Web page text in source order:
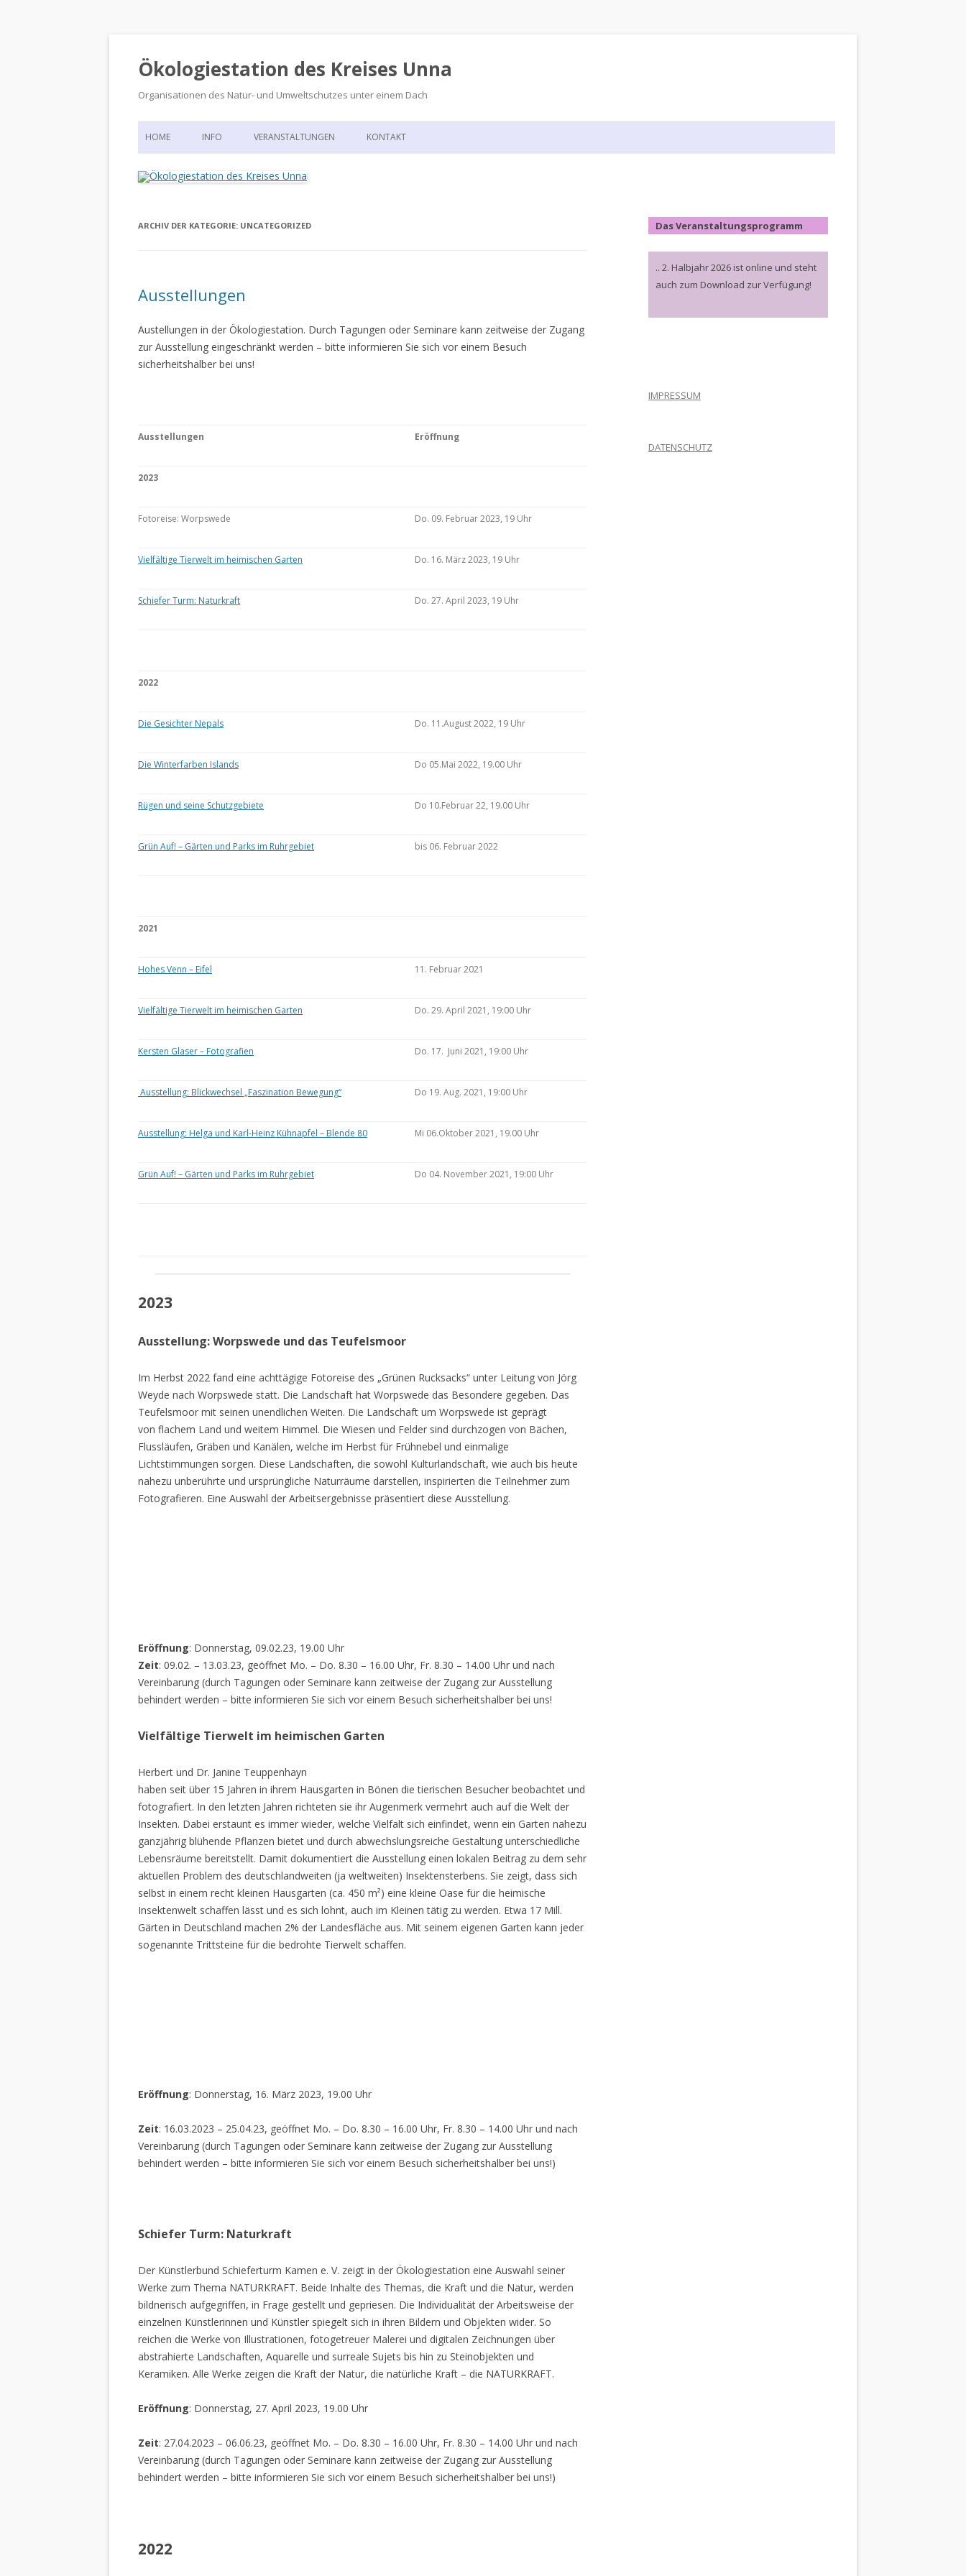
Ökologiestation des Kreises Unna
Organisationen des Natur- und Umweltschutzes unter einem Dach
Zum
HOME INFO VERANSTALTUNGEN KONTAKT
ARCHIV DER KATEGORIE: UNCATEGORIZED
Ausstellungen
Austellungen in der Ökologiestation. Durch Tagungen oder Seminare kann zeitweise der Zugang
zur Ausstellung eingeschränkt werden – bitte informieren Sie sich vor einem Besuch
sicherheitshalber bei uns!
Ausstellungen Eröffnung
2023
Fotoreise: Worpswede Do. 09. Februar 2023, 19 Uhr
Vielfältige Tierwelt im heimischen Garten Do. 16. März 2023, 19 Uhr
Schiefer Turm: Naturkraft Do. 27. April 2023, 19 Uhr
2022
Die Gesichter Nepals Do. 11.August 2022, 19 Uhr
Die Winterfarben Islands Do 05.Mai 2022, 19.00 Uhr
Rügen und seine Schutzgebiete Do 10.Februar 22, 19.00 Uhr
Grün Auf! – Gärten und Parks im Ruhrgebiet bis 06. Februar 2022
2021
Hohes Venn – Eifel 11. Februar 2021
Vielfältige Tierwelt im heimischen Garten Do. 29. April 2021, 19:00 Uhr
Kersten Glaser – Fotografien Do. 17. Juni 2021, 19:00 Uhr
Ausstellung: Blickwechsel „Faszination Bewegung“ Do 19. Aug. 2021, 19:00 Uhr
Ausstellung: Helga und Karl-Heinz Kühnapfel – Blende 80 Mi 06.Oktober 2021, 19.00 Uhr
Grün Auf! – Gärten und Parks im Ruhrgebiet Do 04. November 2021, 19:00 Uhr
2023
Ausstellung: Worpswede und das Teufelsmoor
Im Herbst 2022 fand eine achttägige Fotoreise des „Grünen Rucksacks“ unter Leitung von Jörg
Weyde nach Worpswede statt. Die Landschaft hat Worpswede das Besondere gegeben. Das
Teufelsmoor mit seinen unendlichen Weiten. Die Landschaft um Worpswede ist geprägt
von flachem Land und weitem Himmel. Die Wiesen und Felder sind durchzogen von Bächen,
Flussläufen, Gräben und Kanälen, welche im Herbst für Frühnebel und einmalige
Lichtstimmungen sorgen. Diese Landschaften, die sowohl Kulturlandschaft, wie auch bis heute
nahezu unberührte und ursprüngliche Naturräume darstellen, inspirierten die Teilnehmer zum
Fotografieren. Eine Auswahl der Arbeitsergebnisse präsentiert diese Ausstellung.
Eröffnung: Donnerstag, 09.02.23, 19.00 Uhr
Zeit: 09.02. – 13.03.23, geöffnet Mo. – Do. 8.30 – 16.00 Uhr, Fr. 8.30 – 14.00 Uhr und nach
Vereinbarung (durch Tagungen oder Seminare kann zeitweise der Zugang zur Ausstellung
behindert werden – bitte informieren Sie sich vor einem Besuch sicherheitshalber bei uns!
Vielfältige Tierwelt im heimischen Garten
Herbert und Dr. Janine Teuppenhayn
haben seit über 15 Jahren in ihrem Hausgarten in Bönen die tierischen Besucher beobachtet und
fotografiert. In den letzten Jahren richteten sie ihr Augenmerk vermehrt auch auf die Welt der
Insekten. Dabei erstaunt es immer wieder, welche Vielfalt sich einfindet, wenn ein Garten nahezu
ganzjährig blühende Pflanzen bietet und durch abwechslungsreiche Gestaltung unterschiedliche
Lebensräume bereitstellt. Damit dokumentiert die Ausstellung einen lokalen Beitrag zu dem sehr
aktuellen Problem des deutschlandweiten (ja weltweiten) Insektensterbens. Sie zeigt, dass sich
selbst in einem recht kleinen Hausgarten (ca. 450 m²) eine kleine Oase für die heimische
Insektenwelt schaffen lässt und es sich lohnt, auch im Kleinen tätig zu werden. Etwa 17 Mill.
Gärten in Deutschland machen 2% der Landesfläche aus. Mit seinem eigenen Garten kann jeder
sogenannte Trittsteine für die bedrohte Tierwelt schaffen.
Eröffnung: Donnerstag, 16. März 2023, 19.00 Uhr
Zeit: 16.03.2023 – 25.04.23, geöffnet Mo. – Do. 8.30 – 16.00 Uhr, Fr. 8.30 – 14.00 Uhr und nach
Vereinbarung (durch Tagungen oder Seminare kann zeitweise der Zugang zur Ausstellung
behindert werden – bitte informieren Sie sich vor einem Besuch sicherheitshalber bei uns!)
Schiefer Turm: Naturkraft
Der Künstlerbund Schieferturm Kamen e. V. zeigt in der Ökologiestation eine Auswahl seiner
Werke zum Thema NATURKRAFT. Beide Inhalte des Themas, die Kraft und die Natur, werden
bildnerisch aufgegriffen, in Frage gestellt und gepriesen. Die Individualität der Arbeitsweise der
einzelnen Künstlerinnen und Künstler spiegelt sich in ihren Bildern und Objekten wider. So
reichen die Werke von Illustrationen, fotogetreuer Malerei und digitalen Zeichnungen über
abstrahierte Landschaften, Aquarelle und surreale Sujets bis hin zu Steinobjekten und
Keramiken. Alle Werke zeigen die Kraft der Natur, die natürliche Kraft – die NATURKRAFT.
Eröffnung: Donnerstag, 27. April 2023, 19.00 Uhr
Zeit: 27.04.2023 – 06.06.23, geöffnet Mo. – Do. 8.30 – 16.00 Uhr, Fr. 8.30 – 14.00 Uhr und nach
Vereinbarung (durch Tagungen oder Seminare kann zeitweise der Zugang zur Ausstellung
behindert werden – bitte informieren Sie sich vor einem Besuch sicherheitshalber bei uns!)
2022
Das Veranstaltungsprogramm
.. 2. Halbjahr 2026 ist online und steht
auch zum Download zur Verfügung!
IMPRESSUM
DATENSCHUTZ